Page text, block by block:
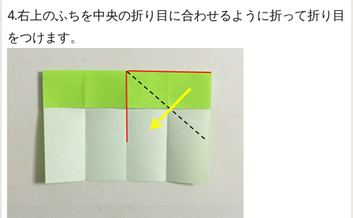
4.右上のふちを中央の折り目に合わせるように折って折り目
をつけます。